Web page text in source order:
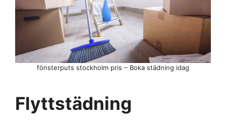
Flyttstädning
fönsterputs stockholm pris – Boka städning idag